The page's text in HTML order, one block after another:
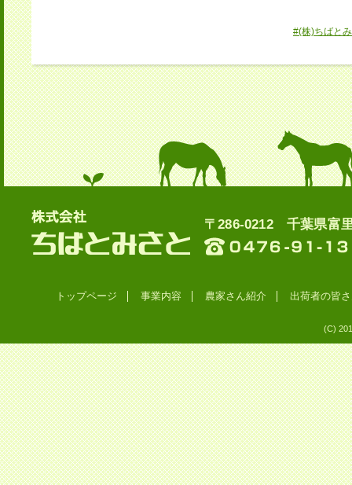
#(株)ちばと
〒286-0212 千葉県富
トップページ 事業内容 農家さん紹介 出荷者の皆
(C)